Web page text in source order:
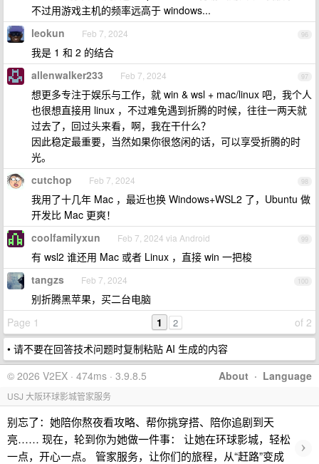
不过用游戏主机的频率远高于 windows...
96
leokun Feb 7, 2024
我是 1 和 2 的结合
97
allenwalker233 Feb 7, 2024
想更多专注于娱乐与工作，就 win & wsl + mac/linux 吧，我个人
也很想直接用 linux ，不过难免遇到折腾的时候，往往一两天就
过去了，回过头来看，啊，我在干什么？
因此稳定最重要，当然如果你很悠闲的话，可以享受折腾的时
光。
98
cutchop Feb 7, 2024
我用了十几年 Mac ，最近也换 Windows+WSL2 了，Ubuntu 做
开发比 Mac 更爽！
99
coolfamilyxun Feb 7, 2024 via Android
有 wsl2 谁还用 Mac 或者 Linux ，直接 win 一把梭
100
tangzs Feb 7, 2024
别折腾黑苹果，买二台电脑
Page 1
of 2
1 2
• 请不要在回答技术问题时复制粘贴 AI 生成的内容
About · Language
© 2026 V2EX · 474ms · 3.9.8.5
USJ 大阪环球影城管家服务
别忘了：她陪你熬夜看攻略、帮你挑穿搭、陪你追剧到天
亮…… 现在，轮到你为她做一件事： 让她在环球影城，轻松
一点，开心一点。 管家服务，让你们的旅程，从“赶路”变成
›